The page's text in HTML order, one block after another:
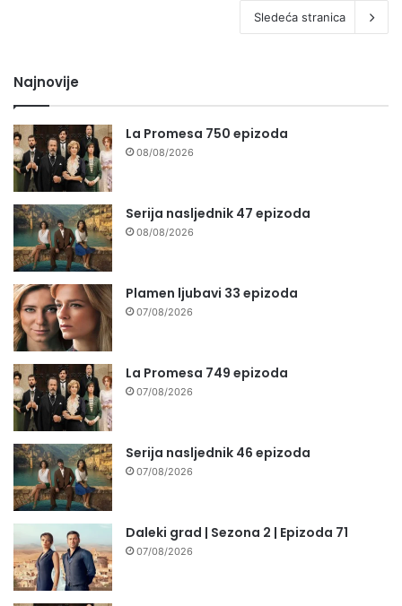
Sledeća stranica
Najnovije
La Promesa 750 epizoda
08/08/2026
Serija nasljednik 47 epizoda
08/08/2026
Plamen ljubavi 33 epizoda
07/08/2026
La Promesa 749 epizoda
07/08/2026
Serija nasljednik 46 epizoda
07/08/2026
Daleki grad | Sezona 2 | Epizoda 71
07/08/2026